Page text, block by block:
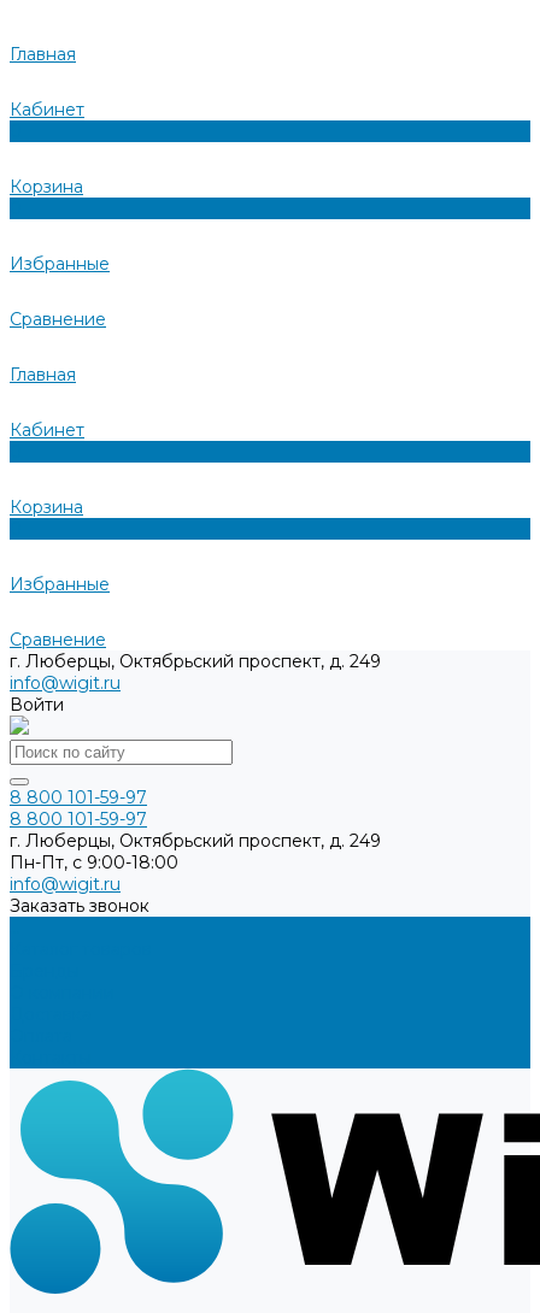
Главная
Кабинет
Корзина
Избранные
Сравнение
Главная
Кабинет
Корзина
Избранные
Сравнение
г. Люберцы, Октябрьский проспект, д. 249
info@wigit.ru
Войти
8 800 101-59-97
8 800 101-59-97
г. Люберцы, Октябрьский проспект, д. 249
Пн-Пт, с 9:00-18:00
info@wigit.ru
Заказать звонок